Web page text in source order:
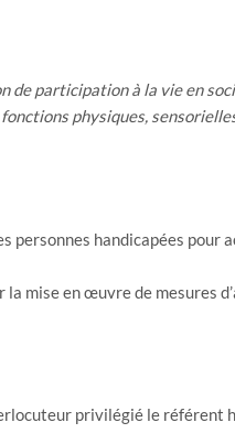
participation à la vie en
physiques,
personnes handicapées
mise en œuvre de mesures
privilégié le référent